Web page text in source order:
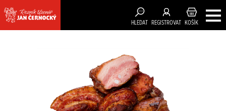
HLEDAT REGISTROVAT KOŠÍK